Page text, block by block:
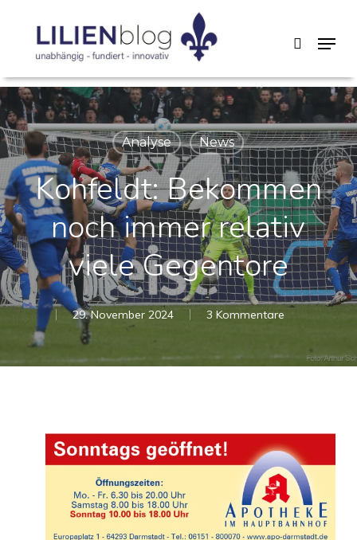
content
search
Menu
Analyse News
Kohfeldt: Bekommen
noch immer relativ
viele Gegentore
29. November 2024 3 Kommentare